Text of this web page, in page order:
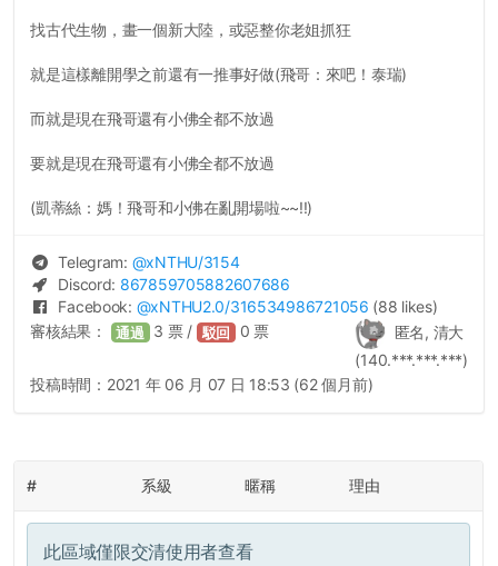
找古代生物，畫一個新大陸，或惡整你老姐抓狂
就是這樣離開學之前還有一推事好做(飛哥：來吧！泰瑞)
而就是現在飛哥還有小佛全都不放過
要就是現在飛哥還有小佛全都不放過
(凱蒂絲：媽！飛哥和小佛在亂開場啦~~!!)
Telegram: @xNTHU/3154
Discord: 867859705882607686
Facebook: @xNTHU2.0/316534986721056 (88 likes)
匿名, 清大
(140.***.***.***)
審核結果： 通過 3 票 / 駁回 0 票
投稿時間： 2021 年 06 月 07 日 18:53 (62 個月前)
# 系級 暱稱 理由
此區域僅限交清使用者查看